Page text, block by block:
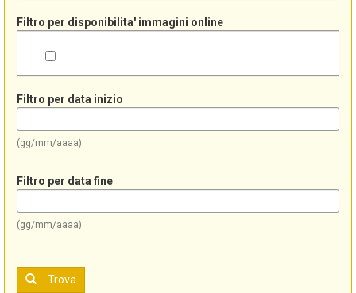
Filtro per disponibilita' immagini online
Filtro per data inizio
(gg/mm/aaaa)
Filtro per data fine
(gg/mm/aaaa)
Trova